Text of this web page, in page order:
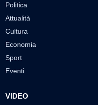
Politica
Attualità
Cultura
Economia
Sport
Eventi
VIDEO